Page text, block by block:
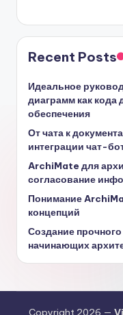
Recent Posts
Идеальное
диаграмм как кода
обеспечения
От чата к
интеграции чат-
ArchiMate для
согласование
Понимание
концепций
Создание
начинающих
Copyright 2026 —